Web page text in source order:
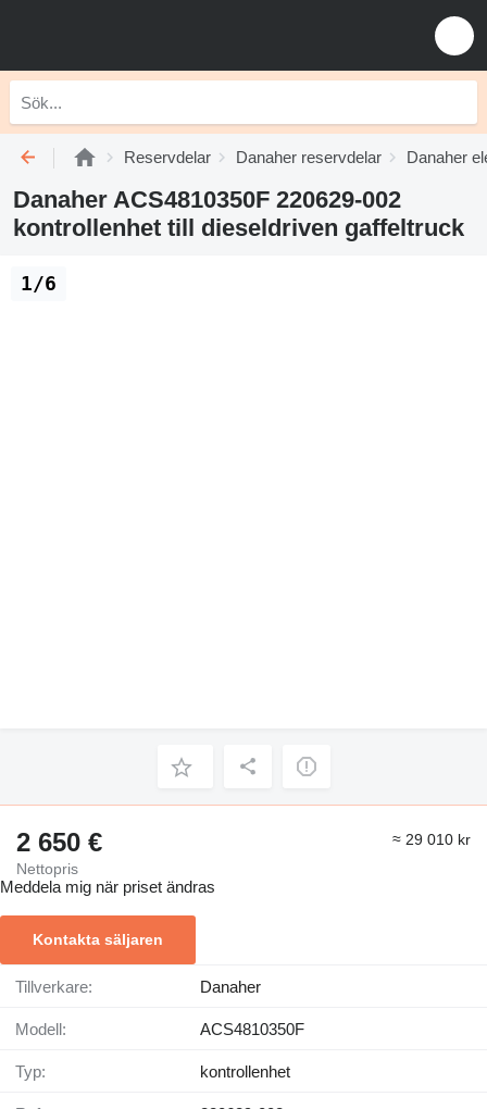
Reservdelar Danaher reservdelar Danaher
Danaher ACS4810350F 220629-002
kontrollenhet till dieseldriven gaffeltruck
1/6
2 650 €
Nettopris
≈ 29 010 kr
Meddela mig när priset ändras
Kontakta säljaren
Tillverkare: Danaher
Modell: ACS4810350F
Typ: kontrollenhet